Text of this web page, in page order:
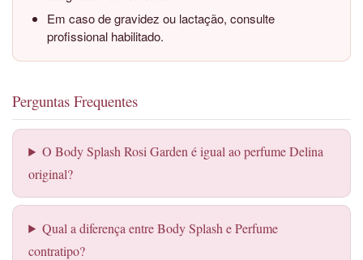
Em caso de gravidez ou lactação, consulte
profissional habilitado.
Perguntas Frequentes
O Body Splash Rosi Garden é igual ao perfume Delina
original?
Qual a diferença entre Body Splash e Perfume
contratipo?